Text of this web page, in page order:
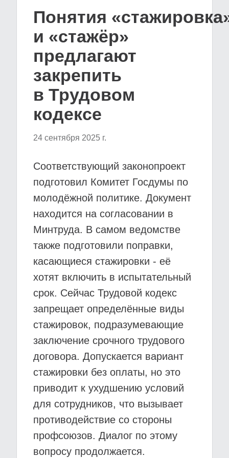
Понятия
и «стажёр»
предлагают
закрепить
в Трудовом
кодексе
24 сентября 2025 г.
Соответствующий законопроект
подготовил Комитет Госдумы по
молодёжной политике. Документ
находится на согласовании в
Минтруда. В самом ведомстве
также подготовили поправки,
касающиеся стажировки - её
хотят включить в испытательный
срок. Сейчас Трудовой кодекс
запрещает определённые виды
стажировок, подразумевающие
заключение срочного трудового
договора. Допускается вариант
стажировки без оплаты, но это
приводит к ухудшению условий
для сотрудников, что вызывает
противодействие со стороны
профсоюзов. Диалог по этому
вопросу продолжается.